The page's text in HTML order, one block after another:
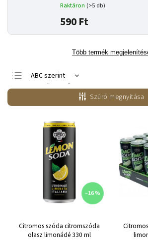
Raktáron (>5 db)
590 Ft
Több termék
Legnépszerűbb
Legolcsóbb elöl
Legdrágább
ABC szerint
Szűrő megnyitása
–16 %
Citromos szóda citromszóda
olasz limonádé 330 ml